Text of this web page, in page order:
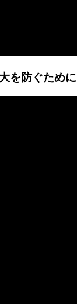
を防ぐため